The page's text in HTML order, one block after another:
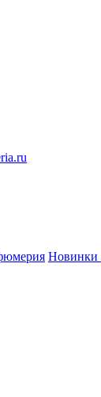
Новинки